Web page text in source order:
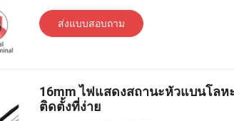
ส่งแบบสอบถาม
16mm ไฟแสดงสถานะหัวแบนโลห
ติดตั้งที่ง่าย